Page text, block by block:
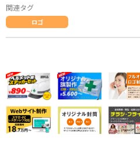
関連タグ
ロゴ